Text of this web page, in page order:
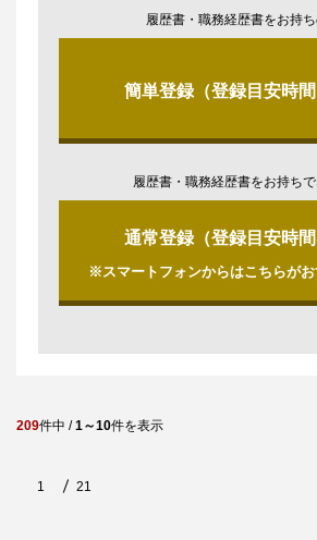
履歴書・職務経歴書をお持
簡単登録（登録目安時間
履歴書・職務経歴書をお持ち
通常登録（登録目安時間
※スマートフォンからはこちらがお
209件中 /1～10件を表示
1 21